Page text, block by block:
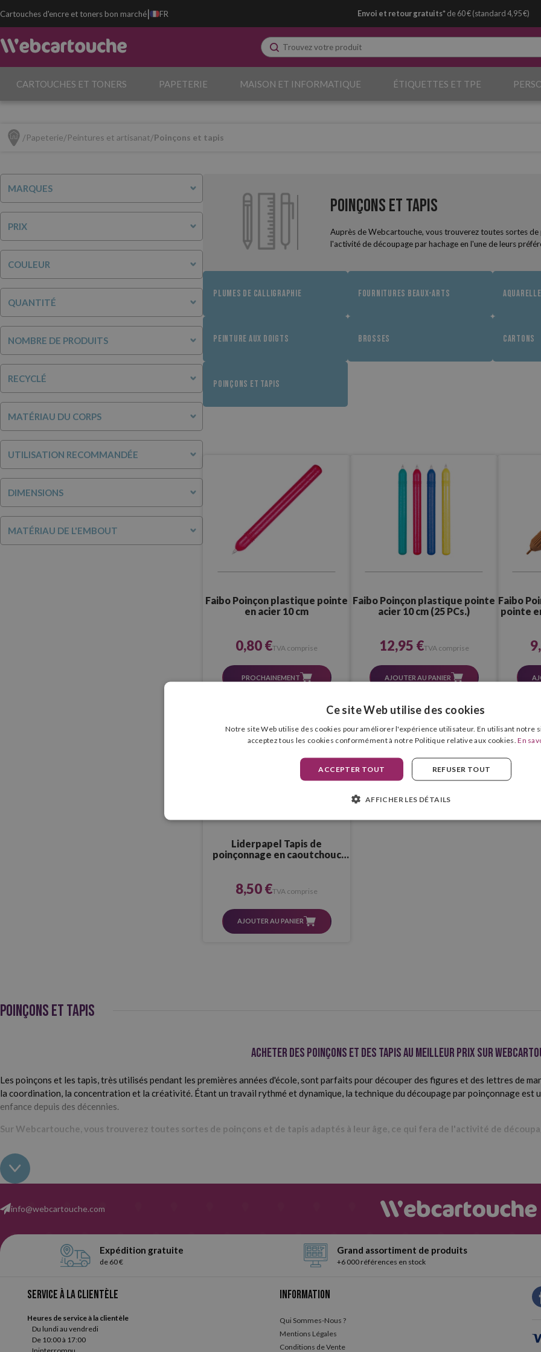
Cartouches d'encre et toners bon marché| FR Envoi et retour gratuits*de 60 € (standard 4,95 €)
CARTOUCHES ET TONERS PAPETERIE MAISON ET INFORMATIQUE ÉTIQUETTES ET TPE
Papeterie Peintures et artisanat Poinçons et tapis
MARQUES
PRIX
COULEUR
QUANTITÉ
NOMBRE DE PRODUITS
RECYCLÉ
MATÉRIAU DU CORPS
UTILISATION RECOMMANDÉE
DIMENSIONS
MATÉRIAU DE L'EMBOUT
Poinçons et tapis
Auprès de Webcartouche, vous trouverez toutes sortes
l'activité de découpage par hachage en l'une de leurs
PLUMES DE CALLIGRAPHIE FOURNITURES BEAUX-ARTS
PEINTURE AUX DOIGTS BROSSES CARTONS
POINÇONS ET TAPIS
Faibo Poinçon plastique pointe
en acier 10 cm
0,80 €TVA comprise
PROCHAINEMENT
Faibo Poinçon plastique pointe
acier 10 cm (25 PCs.)
12,95 €TVA comprise
AJOUTER AU PANIER
Faibo
pointe
Liderpapel Tapis de
poinçonnage en caoutchouc
8,50 €TVA comprise
AJOUTER AU PANIER
POINÇONS ET TAPIS
Acheter des poinçons et des tapis au meilleur prix sur
Les poinçons et les tapis, très utilisés pendant les premières années d'école, sont parfaits pour découper des figures et des lettres de
la coordination, la concentration et la créativité. Étant un travail rythmé et dynamique, la technique du découpage par poinçonnage est
enfance depuis des décennies.
Sur Webcartouche, vous trouverez toutes sortes de poinçons et de tapis adaptés à leur âge, ce qui fera de l'activité de
Dans cette catégorie, vous trouverez des poinçons de différentes tailles (10 cm, 7 cm) avec un corps en plastique de différentes
faisons confiance àFaiboet aux produits de
info@webcartouche.com
Expédition gratuite
de 60 €
Grand assortiment de produits
+6 000 références en stock
Service à la clientèle
Heures de service à la clientèle
Du lundi au vendredi
De 10:00 à 17:00
Information
Qui Sommes-Nous ?
Mentions Légales
Conditions de Vente
Ce site Web utilise des cookies
Notre site Web utilise des cookies pour améliorer l'expérience utilisateur. En utilisant notre
acceptez tous les cookies conformément à notre Politique relative aux cookies.En
ACCEPTER TOUT REFUSER TOUT
AFFICHER LES DÉTAILS